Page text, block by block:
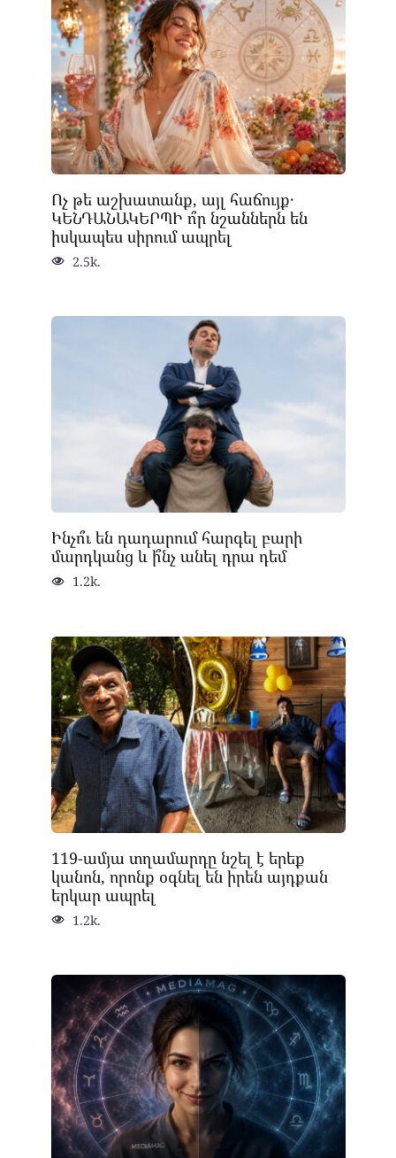
Ոչ թե աշխատանք, այլ հաճույք․
ԿԵՆԴԱՆԱԿԵՐՊԻ ո՞ր նշաններն են
իսկապես սիրում ապրել
2.5k.
Ինչո՞ւ են դադարում հարգել բարի
մարդկանց և ի՞նչ անել դրա դեմ
1.2k.
119-ամյա տղամարդը նշել է երեք
կանոն, որոնք օգնել են իրեն այդքան
երկար ապրել
1.2k.